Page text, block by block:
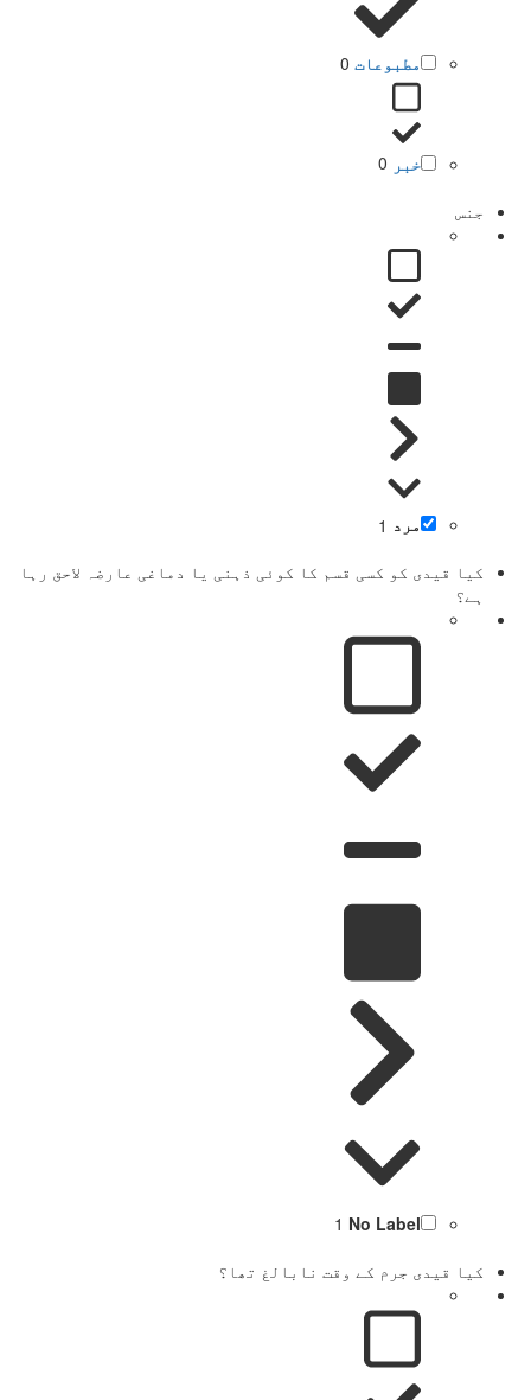
مطبوعات 0
خبر 0
جنس
مرد 1
کیا قیدی کو کسی قسم کا کوئی ذہنی یا دماغی عارضہ لاحق رہا
ہے؟
No Label
1
کیا قیدی جرم کے وقت نابالغ تھا؟